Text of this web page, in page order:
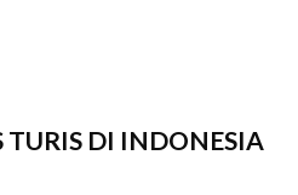
TURIS DI INDONESIA